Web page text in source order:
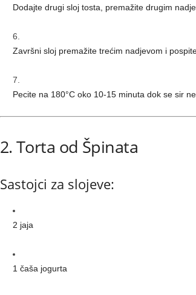
Dodajte drugi sloj tosta, premažite drugim
Završni sloj premažite trećim nadjevom i
Pecite na 180°C oko 10-15 minuta dok se sir
2. Torta od Špinata
Sastojci za slojeve:
2 jaja
1 čaša jogurta